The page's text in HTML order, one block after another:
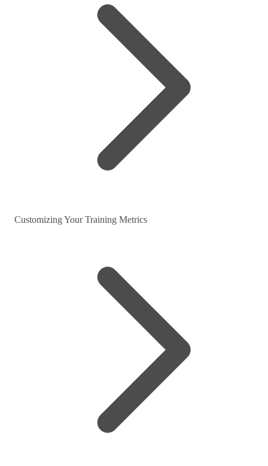
Customizing Your Training Metrics